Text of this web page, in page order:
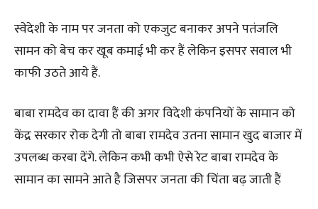
स्वेदेशी के नाम पर जनता को एकजुट बनाकर अपने पतंजलि
सामन को बेच कर खूब कमाई भी कर हैं लेकिन इसपर सवाल भी
काफी उठते आये हैं.
बाबा रामदेव का दावा हैं की अगर विदेशी कंपनियों के सामान को
केंद्र सरकार रोक देगी तो बाबा रामदेव उतना सामान खुद बाजार में
उपलब्ध करबा देंगे. लेकिन कभी कभी ऐसे रेट बाबा रामदेव के
सामान का सामने आते है जिसपर जनता की चिंता बढ़ जाती हैं